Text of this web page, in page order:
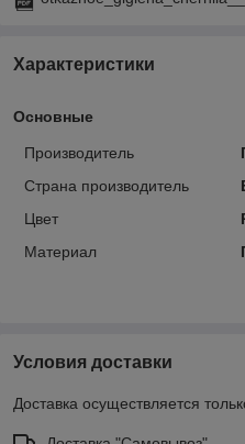
Характеристики
Основные
Производитель
Страна производитель
Цвет
Материал
Условия доставки
Доставка осуществляется